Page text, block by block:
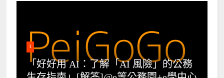
1
「好好用 AI：了解「AI 風險」的公務